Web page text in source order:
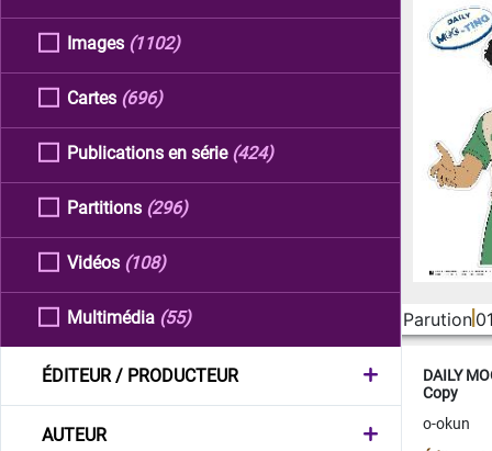
Images (1102)
Cartes (696)
Publications en série (424)
Partitions (296)
Vidéos (108)
Multimédia (55)
ÉDITEUR / PRODUCTEUR
AUTEUR
Parution
DAILY
Copy
o-okun